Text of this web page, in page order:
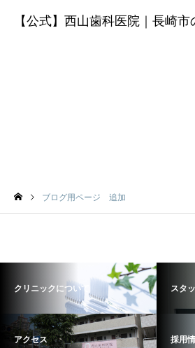
【公式】西山歯科医院｜長崎
新年のご挨拶
ブログ用ページ 追加
クリニックについて スタ
アクセス 採用